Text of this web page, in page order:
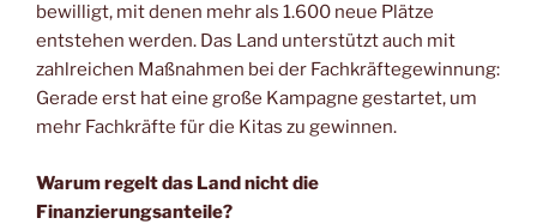
bewilligt, mit denen mehr als 1.600 neue Plätze
entstehen werden. Das Land unterstützt auch mit
zahlreichen Maßnahmen bei der Fachkräftegewinnung:
Gerade erst hat eine große Kampagne gestartet, um
mehr Fachkräfte für die Kitas zu gewinnen.
Warum regelt das Land nicht die
Finanzierungsanteile?